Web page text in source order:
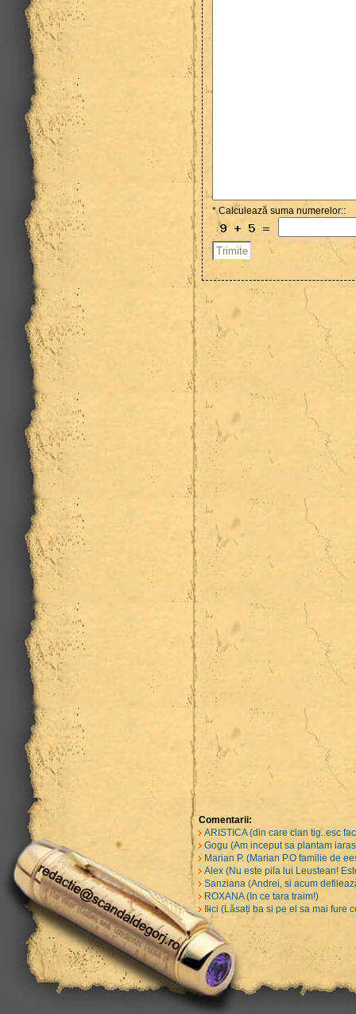
* Calculează suma numerelor::
Comentarii:
ARISTICA (din care clan tig..esc
Gogu (Am inceput sa plantam
Marian P. (Marian P.O familie de
Alex (Nu este pila lui Leustean!
Sanziana (Andrei, si acum
ROXANA (In ce tara traim!)
Ilici (Lăsați ba si pe el sa mai fure